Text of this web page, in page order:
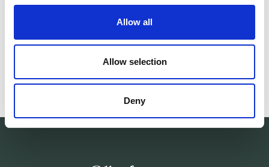
Allow all
Allow selection
Deny
Matchande produkter
Long Johns Protection 400
Certifierat: Flamskydd, Antistat, Elektrisk ljusbåge
CERTIFIERAD
Long Johns